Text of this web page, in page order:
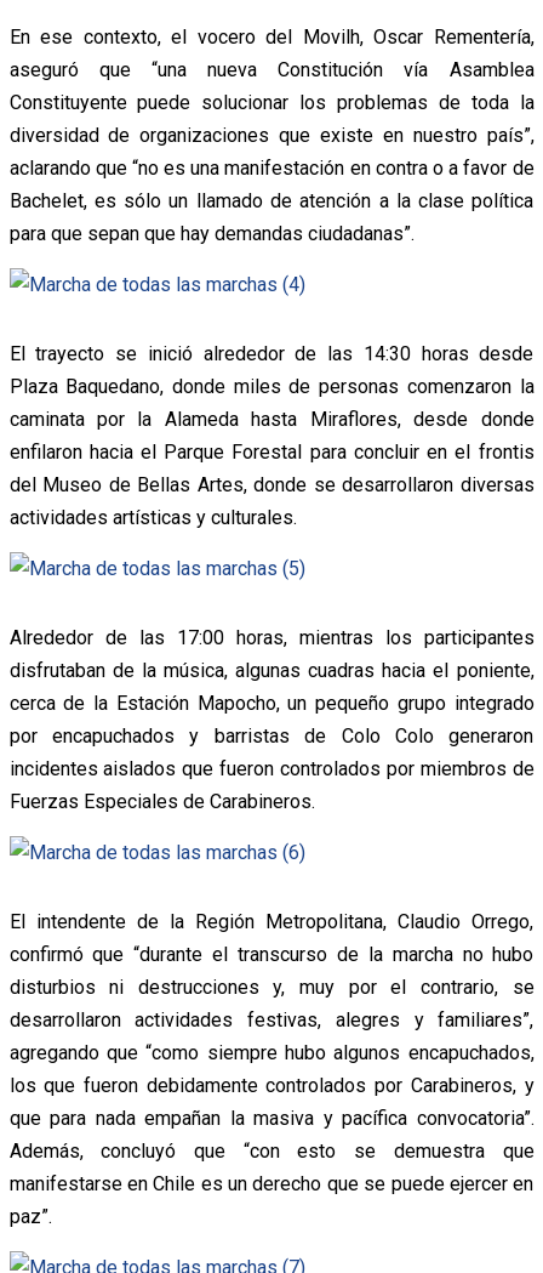
En ese contexto, el vocero del Movilh, Oscar Rementería,
aseguró que “una nueva Constitución vía Asamblea
Constituyente puede solucionar los problemas de toda la
diversidad de organizaciones que existe en nuestro país”,
aclarando que “no es una manifestación en contra o a favor de
Bachelet, es sólo un llamado de atención a la clase política
para que sepan que hay demandas ciudadanas”.
El trayecto se inició alrededor de las 14:30 horas desde
Plaza Baquedano, donde miles de personas comenzaron la
caminata por la Alameda hasta Miraflores, desde donde
enfilaron hacia el Parque Forestal para concluir en el frontis
del Museo de Bellas Artes, donde se desarrollaron diversas
actividades artísticas y culturales.
Alrededor de las 17:00 horas, mientras los participantes
disfrutaban de la música, algunas cuadras hacia el poniente,
cerca de la Estación Mapocho, un pequeño grupo integrado
por encapuchados y barristas de Colo Colo generaron
incidentes aislados que fueron controlados por miembros de
Fuerzas Especiales de Carabineros.
El intendente de la Región Metropolitana, Claudio Orrego,
confirmó que “durante el transcurso de la marcha no hubo
disturbios ni destrucciones y, muy por el contrario, se
desarrollaron actividades festivas, alegres y familiares”,
agregando que “como siempre hubo algunos encapuchados,
los que fueron debidamente controlados por Carabineros, y
que para nada empañan la masiva y pacífica convocatoria”.
Además, concluyó que “con esto se demuestra que
manifestarse en Chile es un derecho que se puede ejercer en
paz”.